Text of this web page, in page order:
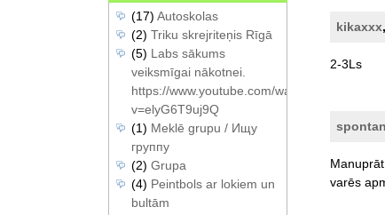
kikaxxx
2-3Ls
Manuprāt,
varēs
(17) Autoskolas
(2) Triku skrejriteņis Rīgā
(5) Labs sākums
veiksmīgai nākotnei.
https://www.youtube.com/watch?
v=elyG6T9uj9Q
(1) Meklē grupu / Ищу
группу
(2) Grupa
(4) Peintbols ar lokiem un
bultām